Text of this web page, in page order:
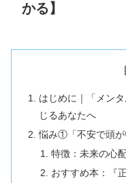
かる】
はじめに｜「メン
じるあなたへ
悩み①「不安で頭が
特徴：未来の心
おすすめ本：『